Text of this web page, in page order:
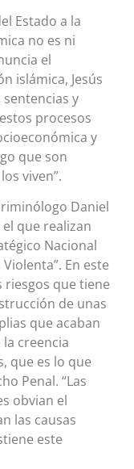
Estado a la
no es ni
el
islámica, Jesús
sentencias y
procesos
y
que son
viven”.
Daniel
que realizan
Nacional
En este
riesgos que tiene
de unas
que acaban
creencia
que es lo que
Penal. “Las
obvian el
las causas
este